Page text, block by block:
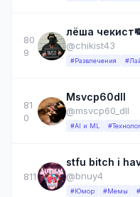
80
9
лёша
@chikist43
#Развлечения
81
0
Msvcp60dll
@msvcp60_dll
#AI и ML
811
stfu bitch i
@bnuy4
#Юмор #Мемы